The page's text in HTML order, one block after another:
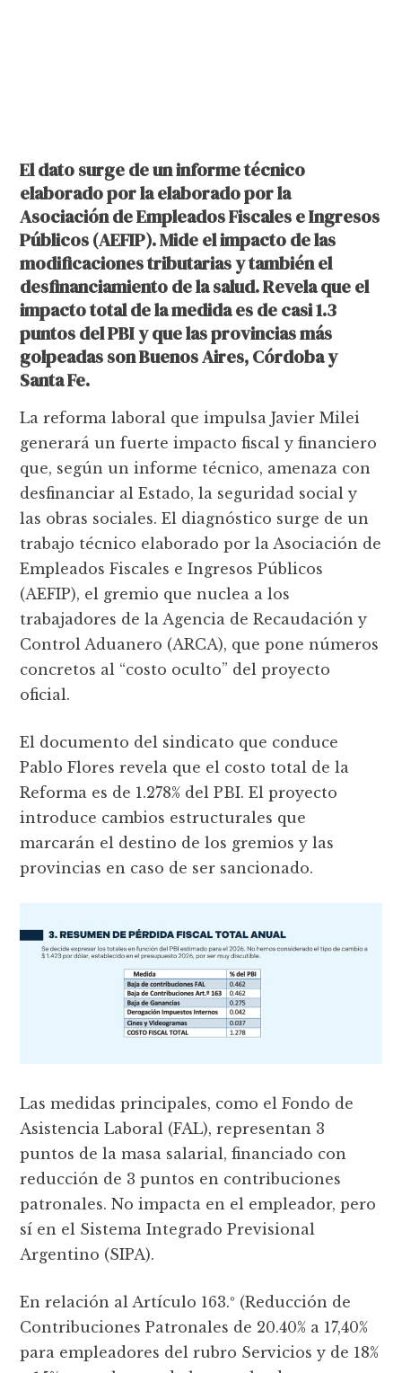
El dato surge de un informe técnico
elaborado por la elaborado por la
Asociación de Empleados Fiscales e Ingresos
Públicos (AEFIP). Mide el impacto de las
modificaciones tributarias y también el
desfinanciamiento de la salud. Revela que el
impacto total de la medida es de casi 1.3
puntos del PBI y que las provincias más
golpeadas son Buenos Aires, Córdoba y
Santa Fe.
La reforma laboral que impulsa Javier Milei
generará un fuerte impacto fiscal y financiero
que, según un informe técnico, amenaza con
desfinanciar al Estado, la seguridad social y
las obras sociales. El diagnóstico surge de un
trabajo técnico elaborado por la Asociación de
Empleados Fiscales e Ingresos Públicos
(AEFIP), el gremio que nuclea a los
trabajadores de la Agencia de Recaudación y
Control Aduanero (ARCA), que pone números
concretos al “costo oculto” del proyecto
oficial.
El documento del sindicato que conduce
Pablo Flores revela que el costo total de la
Reforma es de 1.278% del PBI. El proyecto
introduce cambios estructurales que
marcarán el destino de los gremios y las
provincias en caso de ser sancionado.
Las medidas principales, como el Fondo de
Asistencia Laboral (FAL), representan 3
puntos de la masa salarial, financiado con
reducción de 3 puntos en contribuciones
patronales. No impacta en el empleador, pero
sí en el Sistema Integrado Previsional
Argentino (SIPA).
En relación al Artículo 163.º (Reducción de
Contribuciones Patronales de 20.40% a 17,40%
para empleadores del rubro Servicios y de 18%